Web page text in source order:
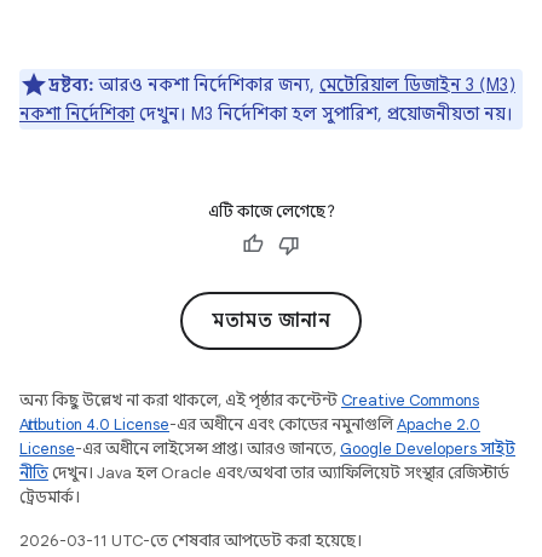
দ্রষ্টব্য: আরও নকশা নির্দেশিকার জন্য, মেটেরিয়াল ডিজাইন 3 (M3)
নকশা নির্দেশিকাদেখুন। M3 নির্দেশিকা হল সুপারিশ, প্রয়োজনীয়তা নয়।
এটি কাজে লেগেছে?
মতামত জানান
অন্য কিছু উল্লেখ না করা থাকলে, এই পৃষ্ঠার কন্টেন্টCreative Commons
Attribution 4.0 License-এর অধীনে এবং কোডের নমুনাগুলিApache 2.0
License-এর অধীনে লাইসেন্স প্রাপ্ত। আরও জানতে,Google Developers সাইট
নীতি দেখুন। Java হল Oracle এবং/অথবা তার অ্যাফিলিয়েট সংস্থার রেজিস্টার্ড
ট্রেডমার্ক।
2026-03-11 UTC-তে শেষবার আপডেট করা হয়েছে।